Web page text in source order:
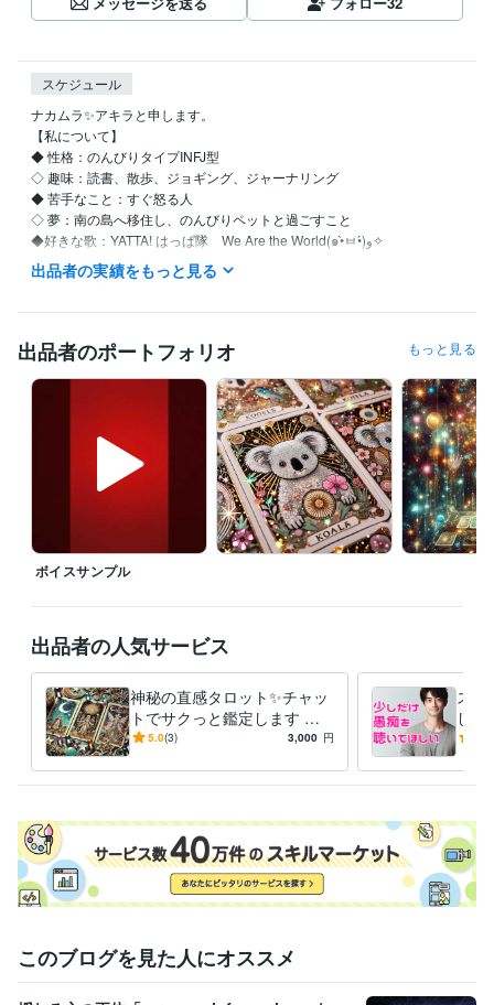
スケジュール
ナカムラ✨アキラと申します。
【私について】
◆ 性格：のんびりタイプINFJ型
◇ 趣味：読書、散歩、ジョギング、ジャーナリング
◆ 苦手なこと：すぐ怒る人
◇ 夢：南の島へ移住し、のんびりペットと過ごすこと
◆好きな歌：YATTA! はっぱ隊　We Are the World(๑•̀ㅂ•́)و✧
【自分を愛し、自然体で生きるためのセルフラブ実践ガイド】
仕事も恋愛も、なんだかうまくいかない
他人と自分を比べては自虐して
ついには「私なんて、どうせ無理」と自責の毎日…
しかし、そんな生活を続けているうちに、気づいたんです
『本当の幸せは、自分を愛することから始まる』
・自分を認める（良い所も悪い所も）
・その全てが自分なんだと受け入れる
●自分を愛することで生活が激変！
毎日のジャーナリング
自分の感情に向き合う事を大切にして
少しずつ自分を好きになれるようになっていきました
自分を愛せるようになると
世界が一気に輝きだすんです！
自信が生まれる、人間関係が良くなる
仕事も良い流れになる、愛を持って他者と関われる
そんな幸せの連鎖を起こせるのが「セルフラブ」です！
マーケティング / 広告・宣伝・プロモーション
カスタマーサポート・カスタマーサクセス / コールセンター管理・運
出品者の実績をもっと見る
出品者のポートフォリオ もっと見る
ボイスサンプル
出品者の人気サービス
神秘の直感タロット✨チャッ
トでサクっと鑑定します タ
ロットで✨チャット占い一度
5.0(3) 3,000 円
スト
し
族、
このブログを見た人にオススメ